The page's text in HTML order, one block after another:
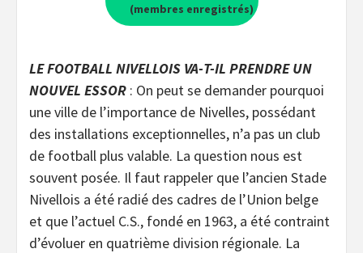
(membres enregistrés)
LE FOOTBALL NIVELLOIS VA-T-IL PRENDRE UN
NOUVEL ESSOR : On peut se demander pourquoi
une ville de l’importance de Nivelles, possédant
des installations exceptionnelles, n’a pas un club
de football plus valable. La question nous est
souvent posée. Il faut rappeler que l’ancien Stade
Nivellois a été radié des cadres de l’Union belge
et que l’actuel C.S., fondé en 1963, a été contraint
d’évoluer en quatrième division régionale. La